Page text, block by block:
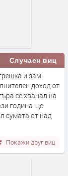
Случаен виц
и зам.
доход от
се хванал на
година ще
сумата от над
Покажи друг виц